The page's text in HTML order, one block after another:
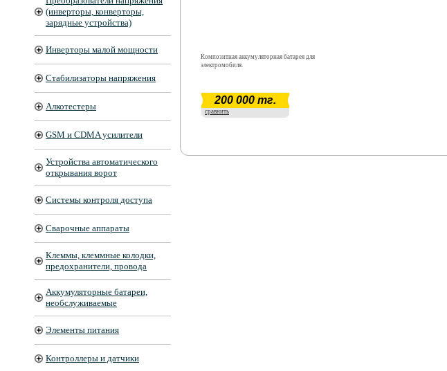
(инверторы, конверторы,
зарядные устройства)
Инверторы малой мощности
Стабилизаторы напряжения
Алкотестеры
GSM и CDMA усилители
Устройства автоматического
открывания ворот
Системы контроля доступа
Сварочные аппараты
Клеммы, клеммные колодки,
предохранители, провода
Аккумуляторные батареи,
необслуживаемые
Элементы питания
Контроллеры и датчики
Композитная аккумуляторная батарея для
электромобиля.
200 000 тг.
сравнить